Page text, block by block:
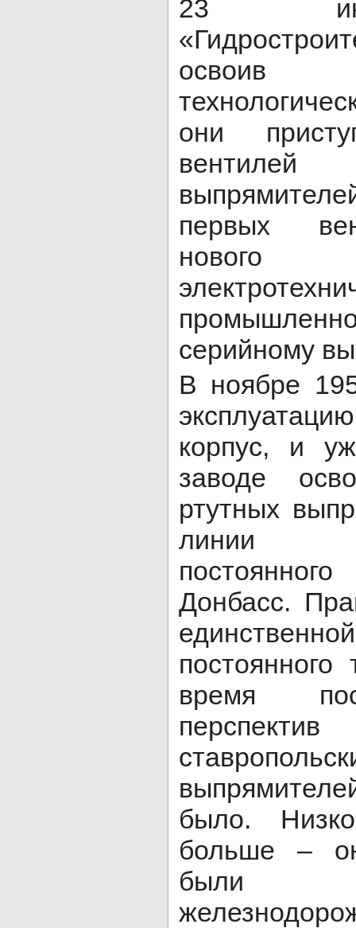
23
освоив
они
первых
нового
серийному
В ноябре
корпус, и
заводе
ртутных
линии
Донбасс.
время
было.
больше –
были